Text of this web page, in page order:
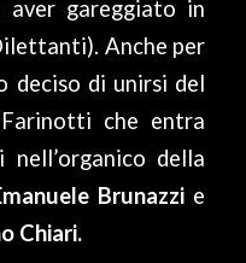
gareggiato in
Anche per
deciso di unirsi del
che entra
della
Brunazzi e
Chiari.